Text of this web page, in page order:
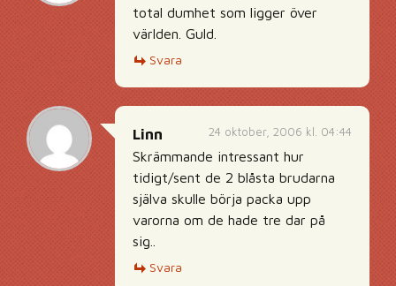
total dumhet som ligger över
världen. Guld.
Svara
24 oktober, 2006 kl. 04:44
Linn
Skrämmande intressant hur
tidigt/sent de 2 blåsta brudarna
själva skulle börja packa upp
varorna om de hade tre dar på
sig..
Svara